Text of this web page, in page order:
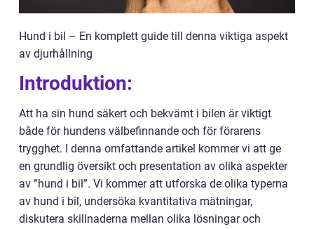
Hund i bil – En komplett guide till denna viktiga aspekt
av djurhållning
Introduktion:
Att ha sin hund säkert och bekvämt i bilen är viktigt
både för hundens välbefinnande och för förarens
trygghet. I denna omfattande artikel kommer vi att ge
en grundlig översikt och presentation av olika aspekter
av ”hund i bil”. Vi kommer att utforska de olika typerna
av hund i bil, undersöka kvantitativa mätningar,
diskutera skillnaderna mellan olika lösningar och